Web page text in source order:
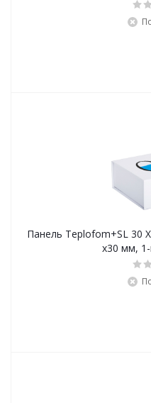
Панель Teplofom+SL 30
x30 мм,